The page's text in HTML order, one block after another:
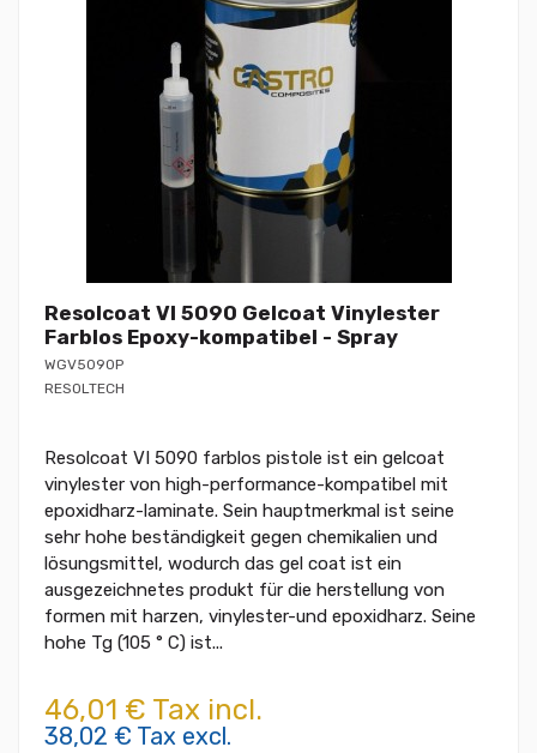
Resolcoat VI 5090 Gelcoat Vinylester
Farblos Epoxy-kompatibel - Spray
WGV5090P
RESOLTECH
Resolcoat VI 5090 farblos pistole ist ein gelcoat
vinylester von high-performance-kompatibel mit
epoxidharz-laminate. Sein hauptmerkmal ist seine
sehr hohe beständigkeit gegen chemikalien und
lösungsmittel, wodurch das gel coat ist ein
ausgezeichnetes produkt für die herstellung von
formen mit harzen, vinylester-und epoxidharz. Seine
hohe Tg (105 ° C) ist...
46,01 € Tax incl.
38,02 € Tax excl.